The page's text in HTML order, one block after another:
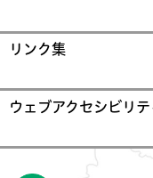
リンク集
ウェブアクセシビリテ